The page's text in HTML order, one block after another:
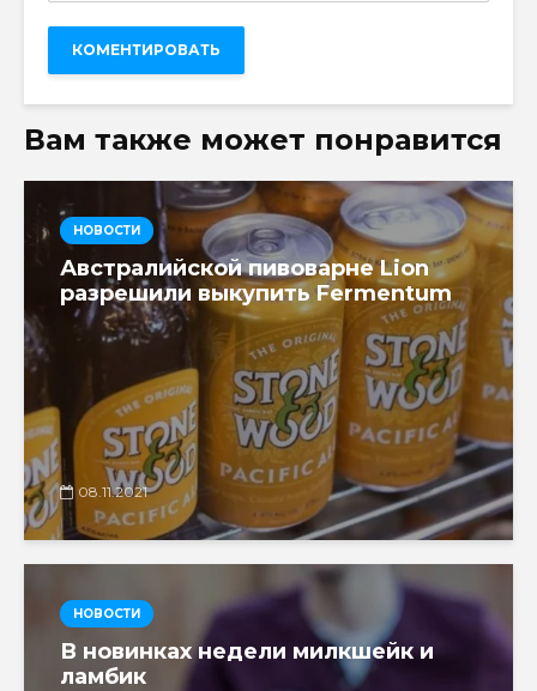
Вам также может понравится
НОВОСТИ
Австралийской пивоварне Lion
разрешили выкупить Fermentum
08.11.2021
НОВОСТИ
В новинках недели милкшейк и
ламбик